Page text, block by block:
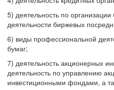
5) деятельность по
деятельности биржевых
6) виды профессиональной
бумаг;
7) деятельность акционерных
деятельность по управлению
инвестиционными фондами, а